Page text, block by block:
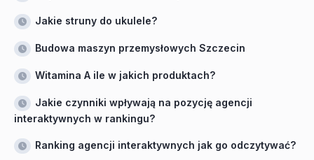
Jakie struny do ukulele?
Budowa maszyn przemysłowych Szczecin
Witamina A ile w jakich produktach?
Jakie czynniki wpływają na pozycję agencji
interaktywnych w rankingu?
Ranking agencji interaktywnych jak go odczytywać?